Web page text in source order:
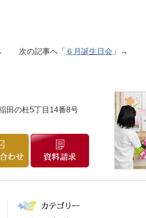
次の記事へ「 ６月誕生日会 」→
田の杜5丁目14番8号